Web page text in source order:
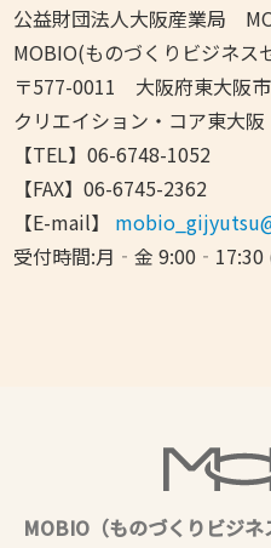
公益財団法人大阪産業局
MOBIO(ものづくりビジネス
〒577-0011 大阪府東大阪
クリエイション・コア東大
【TEL】06-6748-1052
【FAX】06-6745-2362
【E-mail】
受付時間:月‐金 9:00‐17:30
MOBIO（ものづくりビジネ